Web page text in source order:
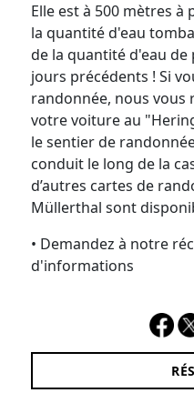
Elle est à 500 mètres
la quantité d'eau
de la quantité d'eau
jours précédents ! Si
randonnée, nous
votre voiture au
le sentier de
conduit le long de la
d’autres cartes de
Müllerthal sont
• Demandez à notre
d'informations